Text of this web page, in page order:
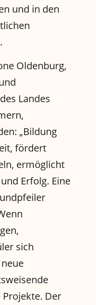
und in den
Oldenburg,
Landes
„Bildung
fördert
ermöglicht
Erfolg. Eine
sich
Projekte. Der